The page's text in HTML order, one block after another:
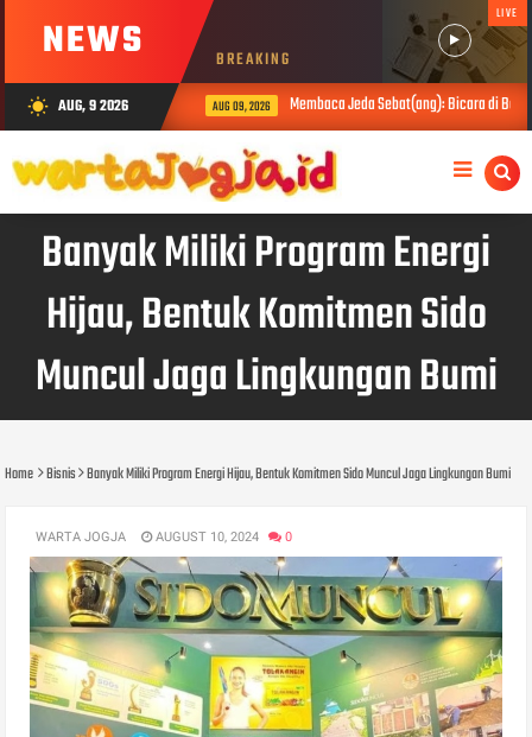
NEWS BREAKING
LIVE
wb_sunny AUG, 9 2026 AUG 09, 2026 Membaca Jeda Sebat(ang): Bicara di
Banyak Miliki Program Energi
Hijau, Bentuk Komitmen Sido
Muncul Jaga Lingkungan Bumi
Home Bisnis Banyak Miliki Program Energi Hijau, Bentuk Komitmen Sido Muncul Jaga Lingkungan Bumi
WARTA JOGJA AUGUST 10, 2024 0